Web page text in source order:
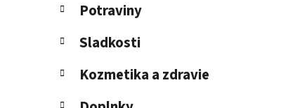
Potraviny
Sladkosti
Kozmetika a zdravie